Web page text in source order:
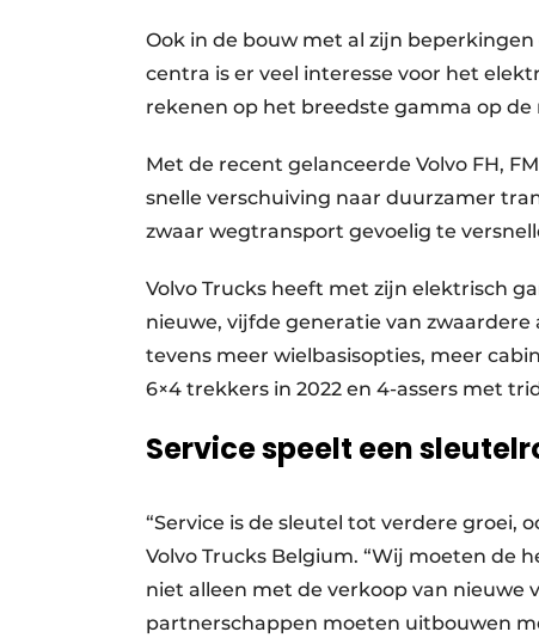
Ook in de bouw met al zijn
centra is er veel interesse voor het
rekenen op het breedste gamma op de
Met de recent gelanceerde Volvo FH,
snelle verschuiving naar duurzamer
zwaar wegtransport gevoelig te
Volvo Trucks heeft met zijn elektrisch
nieuwe, vijfde generatie van zwaardere
tevens meer wielbasisopties, meer
6×4 trekkers in 2022 en 4-assers met
Service speelt een
“Service is de sleutel tot verdere groei,
Volvo Trucks Belgium. “Wij moeten de
niet alleen met de verkoop van
partnerschappen moeten uitbouwen